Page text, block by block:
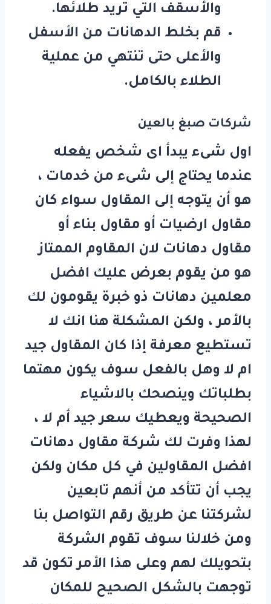
والأسقف التي تريد طلائها.
قم بخلط الدهانات من الأسفل
والأعلى حتى تنتهي من عملية
الطلاء بالكامل.
شركات صبغ بالعين
اول شىء يبدأ اى شخص يفعله
عندما يحتاج إلى شىء من خدمات ،
هو أن يتوجه إلى المقاول سواء كان
مقاول ارضيات أو مقاول بناء أو
مقاول دهانات لان المقاوم الممتاز
هو من يقوم بعرض عليك افضل
معلمين دهانات ذو خبرة يقومون لك
بالأمر ، ولكن المشكلة هنا انك لا
تستطيع معرفة إذا كان المقاول جيد
ام لا وهل بالفعل سوف يكون مهتما
بطلباتك وينصحك بالاشياء
الصحيحة ويعطيك سعر جيد أم لا ،
لهذا وفرت لك شركة مقاول دهانات
افضل المقاولين في كل مكان ولكن
يجب أن تتأكد من أنهم تابعين
لشركتنا عن طريق رقم التواصل بنا
ومن خلالنا سوف تقوم الشركة
بتحويلك لهم وعلى هذا الأمر تكون قد
توجهت بالشكل الصحيح للمكان